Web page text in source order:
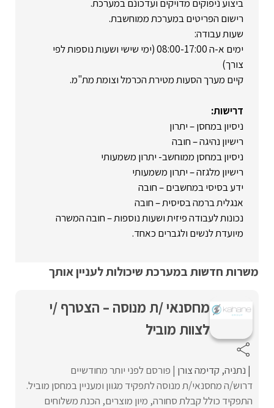
ביצוע ניפוקים מדויקים ועדכונם במערכת.
רישום הפריטים במערכת ממוחשבת.
שעות עבודה:
ימים א-ה 08:00-17:00 (ימי שישי ושעות נוספות לפי
צורך)
קיים מערך הסעות מטירת הכרמל וצומת מת"מ.
דרישות:
ניסיון במחסן – יתרון
רישיון נהיגה – חובה
ניסיון במחסן ממוחשב- יתרון משמעותי
רישיון מלגזה – יתרון משמעותי
ידע בסיסי במחשבים – חובה
אנגלית ברמה בסיסית – חובה
נכונות לעבודה פיזית ושעות נוספות – חובה המשרה
מיועדת לנשים ולגברים כאחד.
משרות חדשות במערכת שיכולות לעניין אותך
מחסנאי /ת מנוסה – הצטרף /י
לצוות מוביל
נתניה קדימה צורן פורסם לפני יותר מחודשיים
דרוש/ה מחסנאי/ת מנוסה לתפקיד מגוון ומעניין במחסן מוביל.
התפקיד כולל קבלת סחורה, מיון מוצרים, הכנת משלוחים